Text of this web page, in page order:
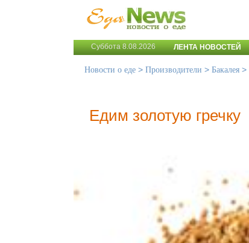
Суббота 8.08.2026 ЛЕНТА НОВОСТЕЙ
Новости о еде > Производители > Бакалея >
Едим золотую гречку